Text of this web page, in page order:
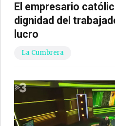
El empresario
dignidad del
lucro
La Cumbrera